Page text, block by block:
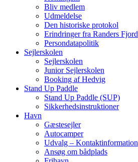
Bliv medlem
Udmeldelse
Den historiske protokol
Erindringer fra Randers Fjord
Persondatapolitik
Sejlerskolen
Sejlerskolen
Junior Sejlerskolen
Booking af Hedvig
Stand Up Paddle
Stand Up Paddle (SUP)
Sikkerhedsinstruktioner
Havn
Gæstesejler
Autocamper
Udvalg – Kontaktinformation
Ansøg om bådplads